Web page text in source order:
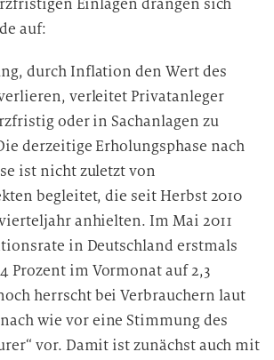
Einlagen drängen sich
auf:
durch Inflation den Wert des
verleitet Privatanleger
oder in Sachanlagen zu
derzeitige Erholungsphase nach
ist nicht zuletzt von
begleitet, die seit Herbst 2010
anhielten. Im Mai 2011
in Deutschland erstmals
Prozent im Vormonat auf 2,3
herrscht bei Verbrauchern laut
wie vor eine Stimmung des
vor. Damit ist zunächst auch mit